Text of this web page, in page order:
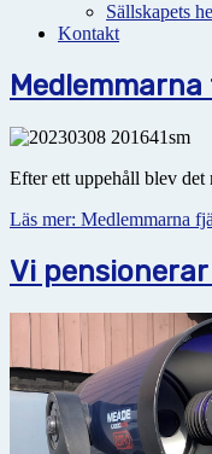
Sällskapets
Kontakt
Efter ett uppehåll blev det
Läs mer: Medlemmarna
Vi